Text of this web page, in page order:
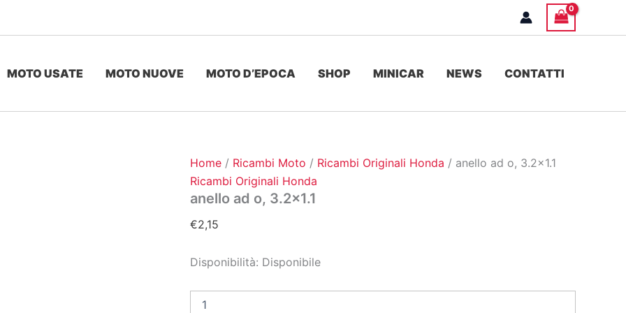
MOTO USATE MOTO NUOVE MOTO D’EPOCA SHOP MINICAR NEWS CONTATTI
Home / Ricambi Moto / Ricambi Originali Honda / anello ad o, 3.2×1.1
Ricambi Originali Honda
anello ad o, 3.2×1.1
€2,15
Disponibilità: Disponibile